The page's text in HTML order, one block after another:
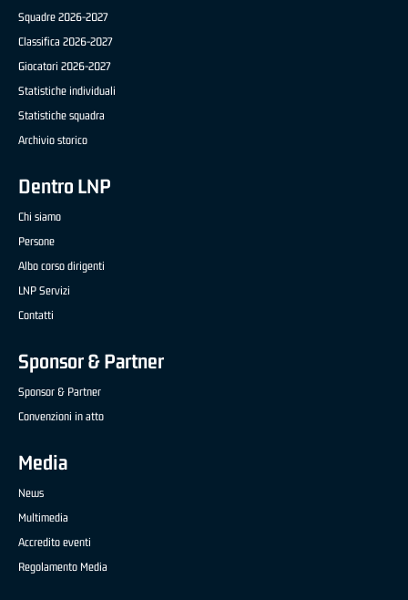
Squadre 2026-2027
Classifica 2026-2027
Giocatori 2026-2027
Statistiche individuali
Statistiche squadra
Archivio storico
Dentro LNP
Chi siamo
Persone
Albo corso dirigenti
LNP Servizi
Contatti
Sponsor & Partner
Sponsor & Partner
Convenzioni in atto
Media
News
Multimedia
Accredito eventi
Regolamento Media